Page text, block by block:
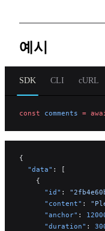
예시
SDK CLI cURL
const comments =
{
  "data"
: [
    {
      "id"
:
      "content"
:
      "anchor"
:
      "duration"
: